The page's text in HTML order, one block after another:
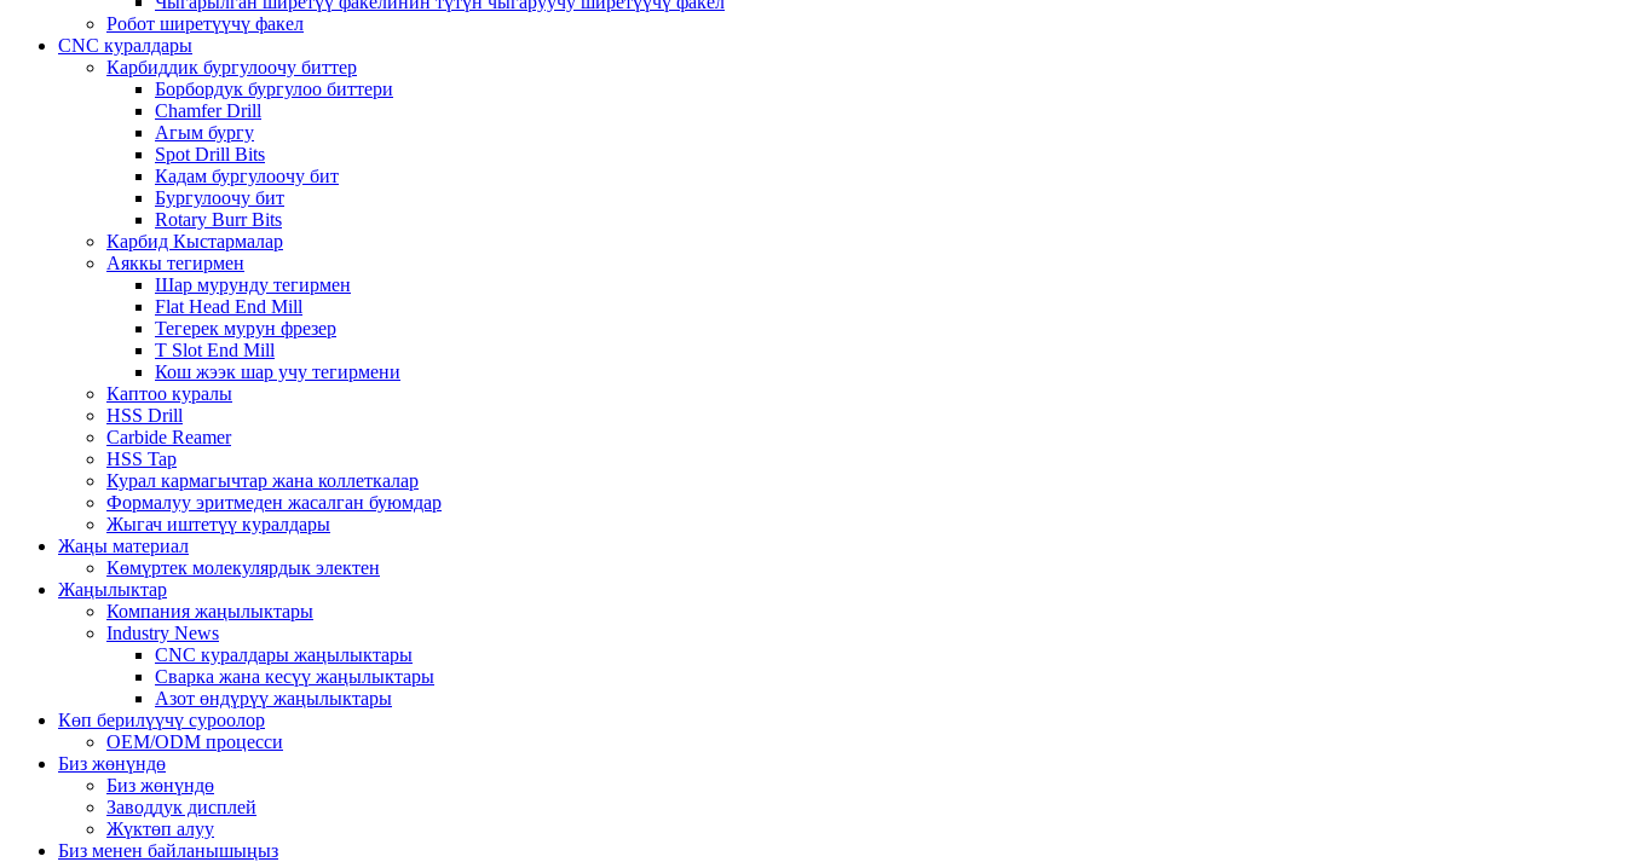
Робот ширетүүчү факел
CNC куралдары
Карбиддик бургулоочу биттер
Борбордук бургулоо биттери
Chamfer Drill
Агым бургу
Spot Drill Bits
Кадам бургулоочу бит
Бургулоочу бит
Rotary Burr Bits
Карбид Кыстармалар
Аяккы тегирмен
Шар мурунду тегирмен
Flat Head End Mill
Тегерек мурун фрезер
T Slot End Mill
Кош жээк шар учу тегирмени
Каптоо куралы
HSS Drill
Carbide Reamer
HSS Tap
Курал кармагычтар жана коллеткалар
Формалуу эритмеден жасалган буюмдар
Жыгач иштетүү куралдары
Жаңы материал
Көмүртек молекулярдык электен
Жаңылыктар
Компания жаңылыктары
Industry News
CNC куралдары жаңылыктары
Сварка жана кесүү жаңылыктары
Азот өндүрүү жаңылыктары
Көп берилүүчү суроолор
OEM/ODM процесси
Биз жөнүндө
Биз жөнүндө
Заводдук дисплей
Жүктөп алуу
Биз менен байланышыңыз